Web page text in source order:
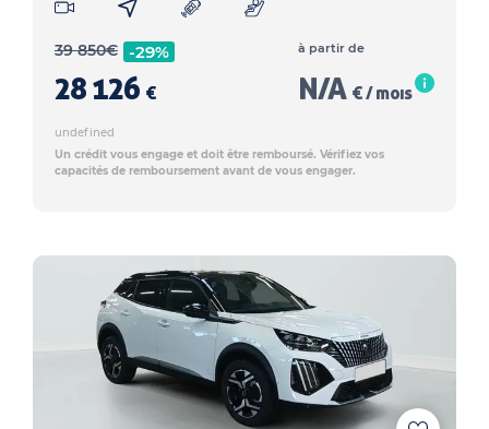
39 850€ -29%
28 126 €
à partir de
N/A € / mois
undefined
Un crédit vous engage et doit être remboursé. Vérifiez vos
capacités de remboursement avant de vous engager.